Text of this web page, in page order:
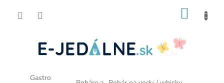
Gastro